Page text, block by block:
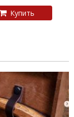
Купить